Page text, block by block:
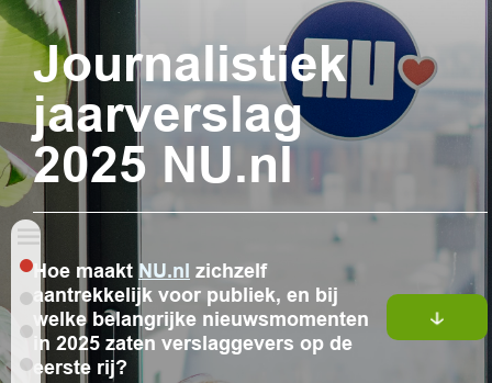
Journalistiek
jaarverslag
2025 NU.nl
Hoe maakt NU.nl zichzelf
aantrekkelijk voor publiek, en bij
welke belangrijke nieuwsmomenten
in 2025 zaten verslaggevers op de
eerste rij?